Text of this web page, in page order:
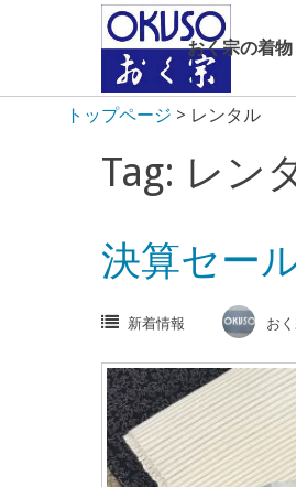
おく宗の着物
トップページ > レンタル
Tag: レン
決算セー
新着情報 お